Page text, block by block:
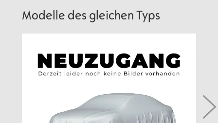
Modelle des gleichen Typs